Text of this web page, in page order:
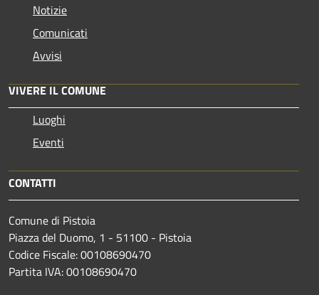
Notizie
Comunicati
Avvisi
VIVERE IL COMUNE
Luoghi
Eventi
CONTATTI
Comune di Pistoia
Piazza del Duomo, 1 - 51100 - Pistoia
Codice Fiscale: 00108690470
Partita IVA: 00108690470